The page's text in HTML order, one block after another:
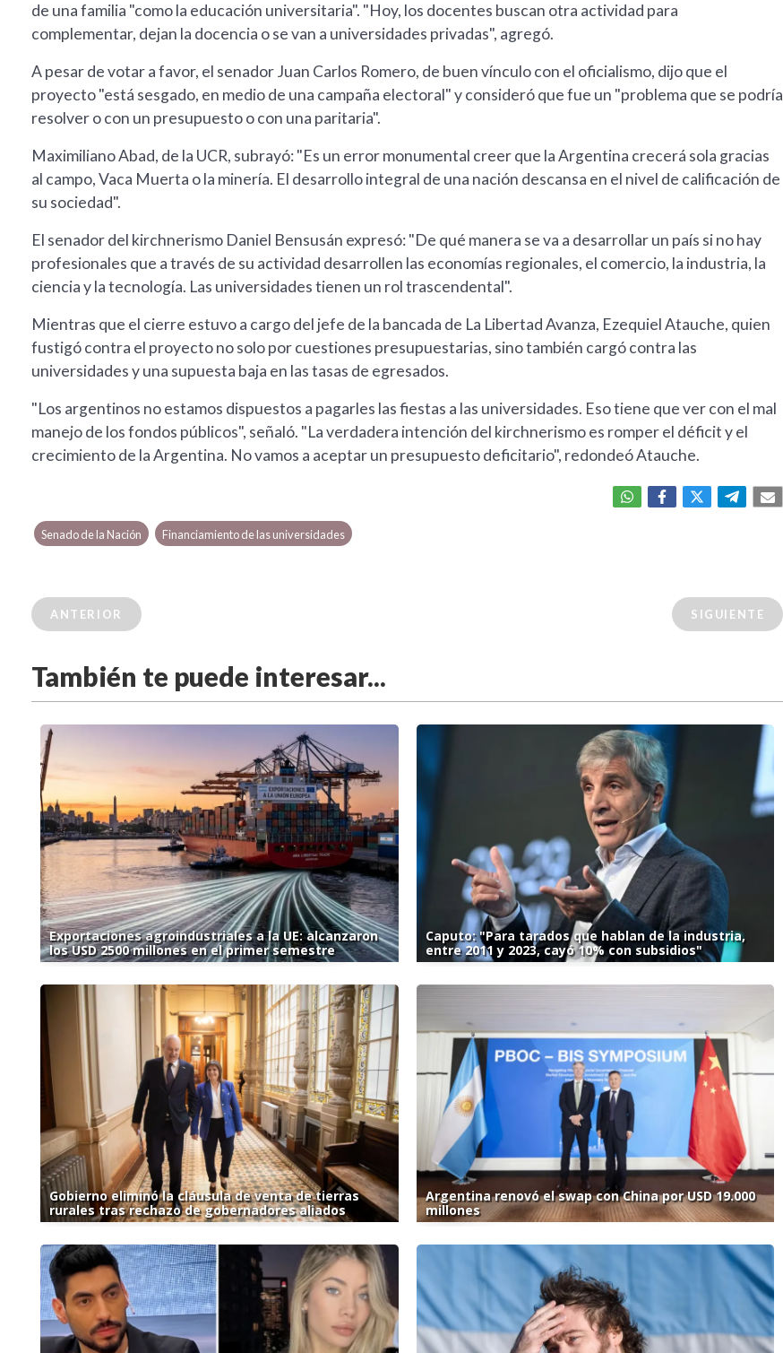
de una familia "como la educación universitaria". "Hoy, los docentes buscan otra actividad para
complementar, dejan la docencia o se van a universidades privadas", agregó.
A pesar de votar a favor, el senador Juan Carlos Romero, de buen vínculo con el oficialismo, dijo que el
proyecto "está sesgado, en medio de una campaña electoral" y consideró que fue un "problema que se podría
resolver o con un presupuesto o con una paritaria".
Maximiliano Abad, de la UCR, subrayó: "Es un error monumental creer que la Argentina crecerá sola gracias
al campo, Vaca Muerta o la minería. El desarrollo integral de una nación descansa en el nivel de calificación de
su sociedad".
El senador del kirchnerismo Daniel Bensusán expresó: "De qué manera se va a desarrollar un país si no hay
profesionales que a través de su actividad desarrollen las economías regionales, el comercio, la industria, la
ciencia y la tecnología. Las universidades tienen un rol trascendental".
Mientras que el cierre estuvo a cargo del jefe de la bancada de La Libertad Avanza, Ezequiel Atauche, quien
fustigó contra el proyecto no solo por cuestiones presupuestarias, sino también cargó contra las
universidades y una supuesta baja en las tasas de egresados.
"Los argentinos no estamos dispuestos a pagarles las fiestas a las universidades. Eso tiene que ver con el mal
manejo de los fondos públicos", señaló. "La verdadera intención del kirchnerismo es romper el déficit y el
crecimiento de la Argentina. No vamos a aceptar un presupuesto deficitario", redondeó Atauche.
Senado de la Nación Financiamiento de las universidades
ANTERIOR SIGUIENTE
También te puede interesar...
Exportaciones agroindustriales a la UE: alcanzaron
los USD 2500 millones en el primer semestre
Caputo: "Para tarados que hablan de la industria,
entre 2011 y 2023, cayó 10% con subsidios"
Gobierno eliminó la cláusula de venta de tierras
rurales tras rechazo de gobernadores aliados
Argentina renovó el swap con China por USD 19.000
millones